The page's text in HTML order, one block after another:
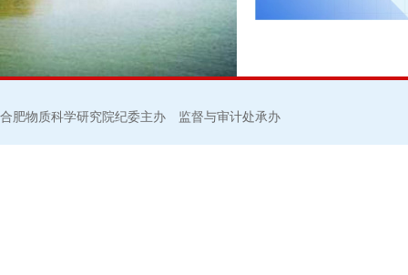
合肥物质科学研究院纪委主办 监督与审计处承办